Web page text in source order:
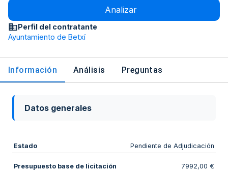
Analizar
Perfil del contratante
Ayuntamiento de Betxí
Información Análisis Preguntas
Datos generales
Estado Pendiente de Adjudicación
Presupuesto base de licitación 7992,00 €